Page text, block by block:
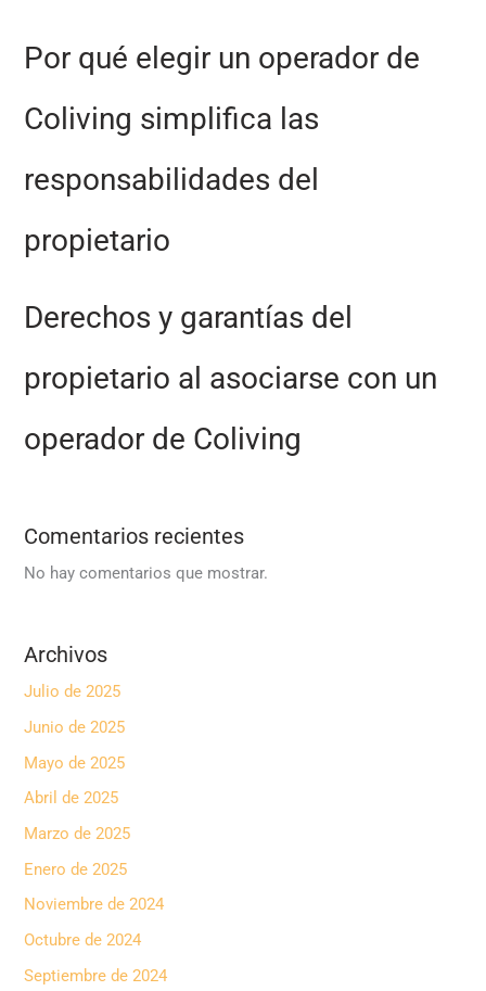
Por qué elegir un operador de
Coliving simplifica las
responsabilidades del
propietario
Derechos y garantías del
propietario al asociarse con un
operador de Coliving
Comentarios recientes
No hay comentarios que mostrar.
Archivos
Julio de 2025
Junio de 2025
Mayo de 2025
Abril de 2025
Marzo de 2025
Enero de 2025
Noviembre de 2024
Octubre de 2024
Septiembre de 2024